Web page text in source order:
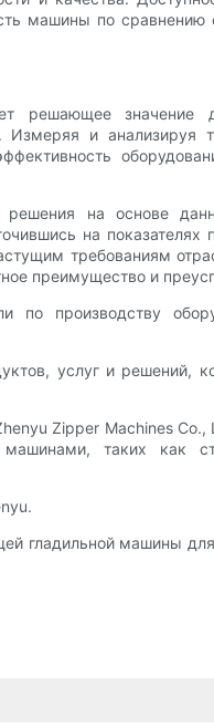
машины по
решающее значение
и анализируя
на основе
на показателях
требованиям
преимущество и
производству
услуг и решений,
Zipper Machines Co.,
таких как
гладильной машины